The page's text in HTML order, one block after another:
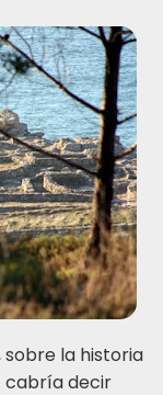
sobre la historia
cabría decir